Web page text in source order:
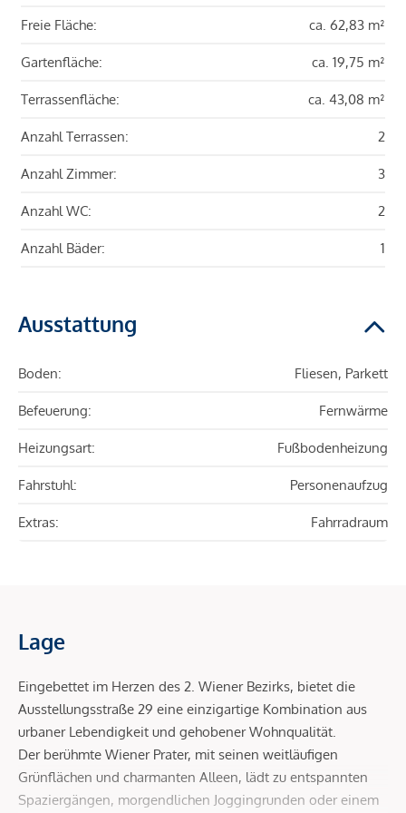
Freie Fläche: ca. 62,83 m²
Gartenfläche: ca. 19,75 m²
Terrassenfläche: ca. 43,08 m²
Anzahl Terrassen: 2
Anzahl Zimmer: 3
Anzahl WC: 2
Anzahl Bäder: 1
Ausstattung
Boden: Fliesen, Parkett
Befeuerung: Fernwärme
Heizungsart: Fußbodenheizung
Fahrstuhl: Personenaufzug
Extras: Fahrradraum
Lage
Eingebettet im Herzen des 2. Wiener Bezirks, bietet die
Ausstellungsstraße 29 eine einzigartige Kombination aus
urbaner Lebendigkeit und gehobener Wohnqualität.
Der berühmte Wiener Prater, mit seinen weitläufigen
Grünflächen und charmanten Alleen, lädt zu entspannten
Spaziergängen, morgendlichen Joggingrunden oder einem